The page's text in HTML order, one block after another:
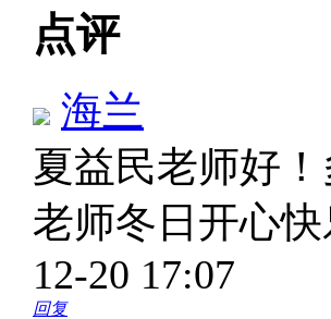
点评
海兰
夏益民老师好
老师冬日开心
12-20 17:07
回复